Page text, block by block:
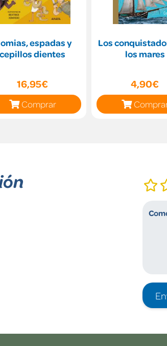
espadas y
cepillos dientes
16,95€
Comprar
Los
los mares
4,90€